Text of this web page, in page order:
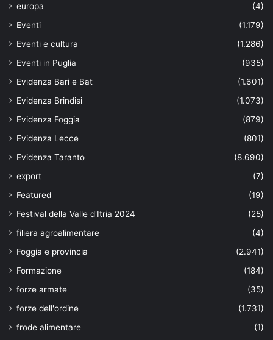
europa
(4)
Eventi
(1.179)
Eventi e cultura
(1.286)
Eventi in Puglia
(935)
Evidenza Bari e Bat
(1.601)
Evidenza Brindisi
(1.073)
Evidenza Foggia
(879)
Evidenza Lecce
(801)
Evidenza Taranto
(8.690)
export
(7)
Featured
(19)
Festival della Valle d'Itria 2024
(25)
filiera agroalimentare
(4)
Foggia e provincia
(2.941)
Formazione
(184)
forze armate
(35)
forze dell'ordine
(1.731)
frode alimentare
(1)